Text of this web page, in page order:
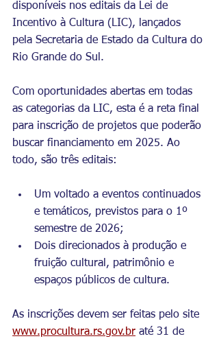
disponíveis nos editais da Lei de
Incentivo à Cultura (LIC), lançados
pela Secretaria de Estado da Cultura do
Rio Grande do Sul.
Com oportunidades abertas em todas
as categorias da LIC, esta é a reta final
para inscrição de projetos que poderão
buscar financiamento em 2025. Ao
todo, são três editais:
Um voltado a eventos continuados
e temáticos, previstos para o 1º
semestre de 2026;
Dois direcionados à produção e
fruição cultural, patrimônio e
espaços públicos de cultura.
As inscrições devem ser feitas pelo site
www.procultura.rs.gov.br até 31 de